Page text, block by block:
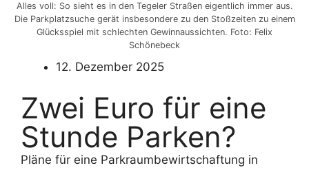
Alles voll: So sieht es in den Tegeler Straßen eigentlich immer aus.
Die Parkplatzsuche gerät insbesondere zu den Stoßzeiten zu einem
Glücksspiel mit schlechten Gewinnaussichten. Foto: Felix
Schönebeck
12. Dezember 2025
Zwei Euro für eine
Stunde Parken?
Pläne für eine Parkraumbewirtschaftung in